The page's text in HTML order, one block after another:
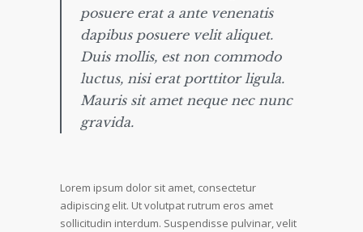
posuere erat a ante venenatis
dapibus posuere velit aliquet.
Duis mollis, est non commodo
luctus, nisi erat porttitor ligula.
Mauris sit amet neque nec nunc
gravida.
Lorem ipsum dolor sit amet, consectetur
adipiscing elit. Ut volutpat rutrum eros amet
sollicitudin interdum. Suspendisse pulvinar, velit